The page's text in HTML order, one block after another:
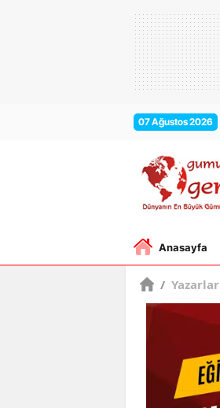
07 Ağustos 2026
Anasayfa
/ Yazarlar